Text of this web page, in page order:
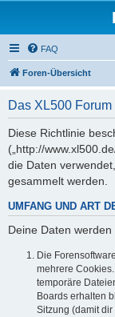
FAQ
Foren-Übersicht
Das XL500
Diese Richtlinie
(„http://
die Daten
gesammelt werden.
UMFANG UND ART
Deine Daten
Die
mehrere
temporäre
Boards erhalten
Sitzung (damit